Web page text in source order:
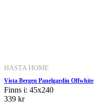
HASTA HOME
Vista Bergen Panelgardin Offwhite
Finns i: 45x240
339 kr